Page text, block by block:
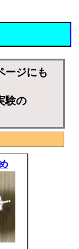
ージにも
験の